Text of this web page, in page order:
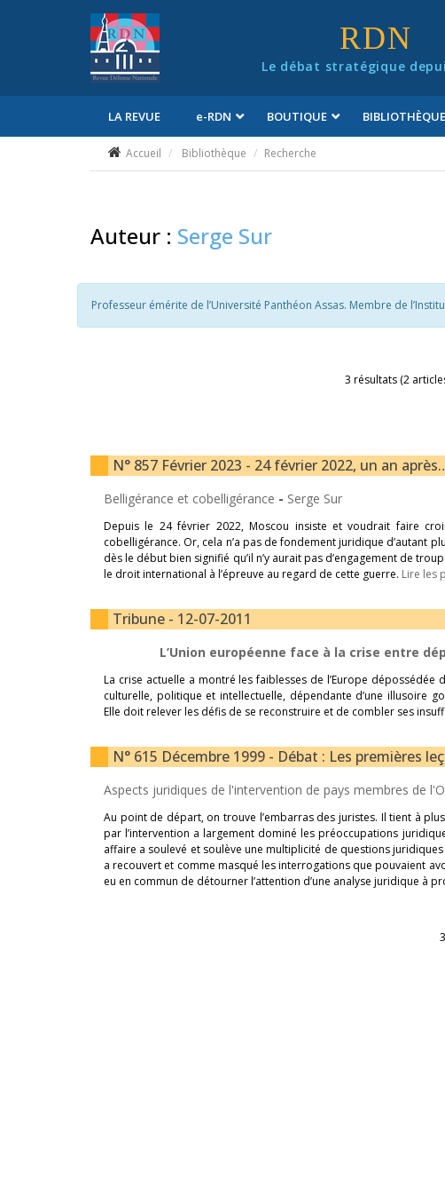
RDN
Le débat stratégique
LA REVUE e-RDN BOUTIQUE BIBLIOTHÈQUE
Accueil Bibliothèque Recherche
Auteur : Serge Sur
Professeur émérite de l’Université Panthéon Assas. Membre de
3 résultats (2
N° 857 Février 2023 - 24 février 2022, un an
Belligérance et cobelligérance - Serge Sur
Depuis le 24 février 2022, Moscou insiste et voudrait faire
cobelligérance. Or, cela n’a pas de fondement juridique d’autant
dès le début bien signifié qu’il n’y aurait pas d’engagement de
le droit international à l’épreuve au regard de cette guerre. Lire les
Tribune - 12-07-2011
L’Union européenne face à la crise entre
La crise actuelle a montré les faiblesses de l’Europe
culturelle, politique et intellectuelle, dépendante d’une illusoire
Elle doit relever les défis de se reconstruire et de combler ses
N° 615 Décembre 1999 - Débat : Les premières
Aspects juridiques de l'intervention de pays membres de
Au point de départ, on trouve l’embarras des juristes. Il tient à
par l’intervention a largement dominé les préoccupations
affaire a soulevé et soulève une multiplicité de questions
a recouvert et comme masqué les interrogations que pouvaient
eu en commun de détourner l’attention d’une analyse juridique à